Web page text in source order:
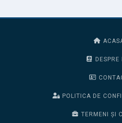
DESPRE
POLITICA DE
TERMENI ȘI